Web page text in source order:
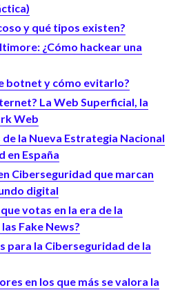
y qué tipos existen?
¿Cómo hackear una
botnet y cómo evitarlo?
La Web Superficial, la
Web
de la Nueva Estrategia Nacional
en España
Ciberseguridad que marcan
digital
votas en la era de la
Fake News?
para la Ciberseguridad de la
en los que más se valora la